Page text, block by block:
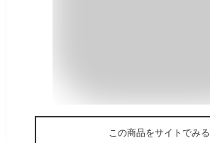
この商品をサイトでみる